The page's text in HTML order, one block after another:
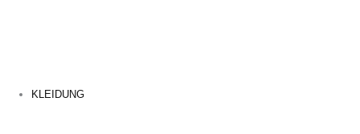
KLEIDUNG